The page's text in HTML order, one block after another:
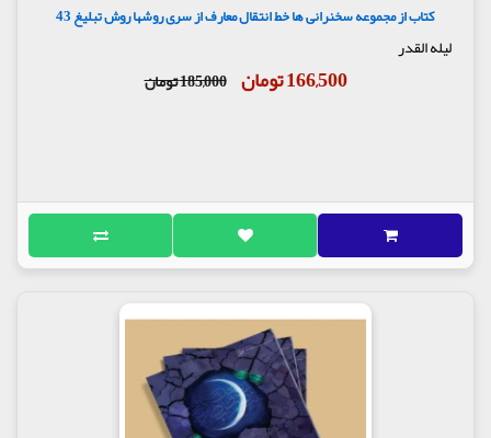
کتاب از مجموعه سخنرانی ها خط انتقال معارف از سری روشها روش تبلیغ 43
لیله القدر
166,500 تومان 185,000 تومان